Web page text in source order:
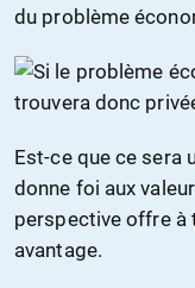
du problème
Si le problème
trouvera donc
Est-ce que ce sera
donne foi aux
perspective offre à
avantage.